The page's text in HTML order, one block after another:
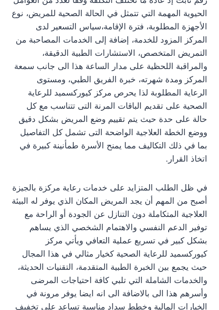
الحيوية المهمة التي تتمثل في الحالة الصحية للمريض، نوع
الأجهزة المطلوبة، فترة الإقامة،سياس التسعير لدى
المركز المزود للخدمة، إضافة إلى الخدمات المصاحبة من
التمريض المتخصص، الاستشارات الطبية الدقيقة،
والمراقبة اللحظية على مدار الساعة هذا الى جانب سمعة
المركز ومدة شهرته، خبرة الفريق الطبي، ومستوى
الرعاية المطلوبة لذا يحرص مركز كيوركسميد للرعاية
الصحية على تقديم الباقات المرنة التى تتناسب مع كل
حالة على حدة حيث يتم تقييم وضع المريض بشكل دقيق
ووضع الخطة العلاجية الواضحة التى تشمل كل التفاصيل
بما في ذلك التكاليف مما يمنح الأسرة طمأنينة كبيرة في
اتخاذ القرار.
في ظل الطلب المتزايد على خدمات رعاية مركزة بالجيزة
أصبح من المهم أن يجد المريض المكان الذي يوفر له البيئة
العلاجية المتكاملة دون التنازل عن الجودة أو الراحة مع
توفير الدعم النفسي والاهتمام الشخصي الذي يساهم
بشكل كبير في تسريع عملية التعافي ويأتي مركز
كيوركسميد للرعاية الصحية كخيار مثالي في هذا المجال
حيث يجمع بين الخبرة الطبية المتقدمة، التقنيات الحديثة،
والخدمات الشاملة التي تلبي كافة احتياجات المرضى
وأسرهم هذا الى بالاضافة الى انه ايضا يوفر مرونة في
الخيارات المالية وخطط سداد مناسبة تساعد على تخفيف